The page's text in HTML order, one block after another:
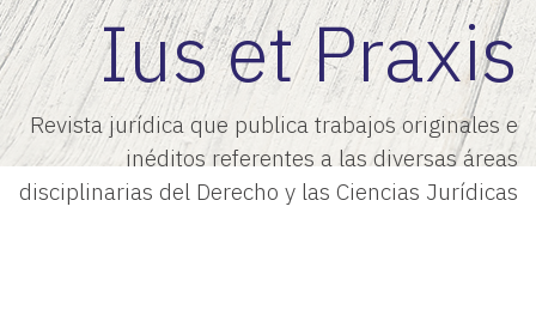
Ius et Praxis
Revista jurídica que publica trabajos originales e
inéditos referentes a las diversas áreas
disciplinarias del Derecho y las Ciencias Jurídicas